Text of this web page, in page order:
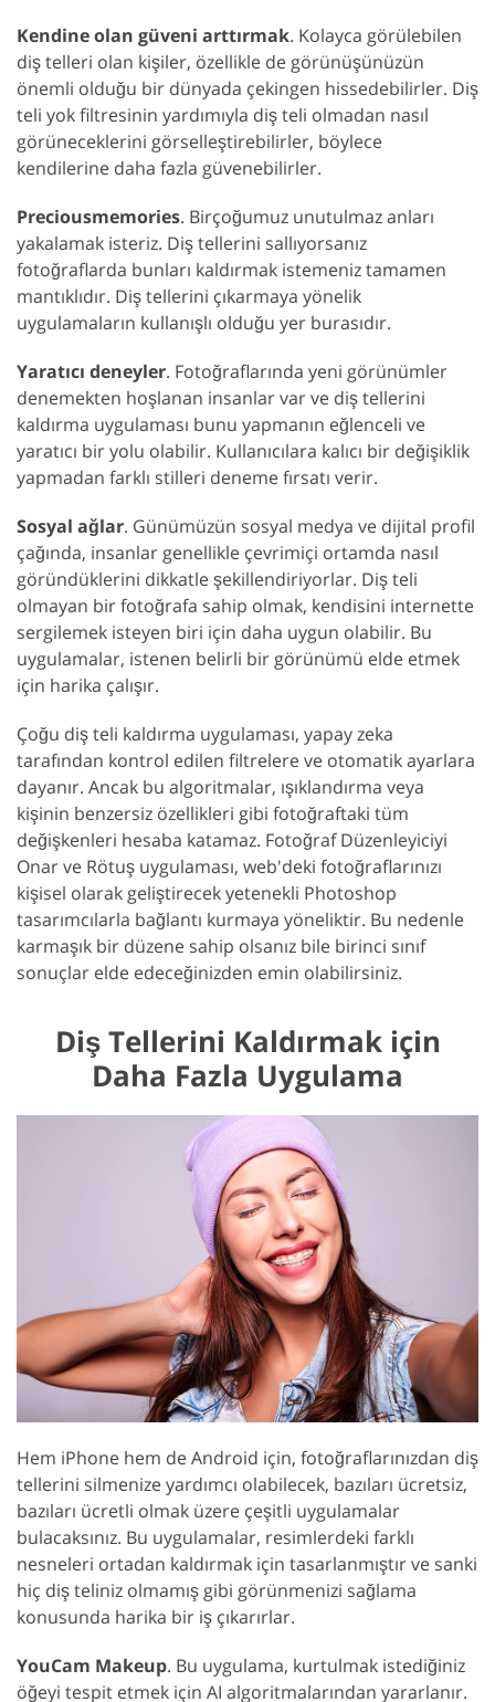
Kendine olan güveni arttırmak. Kolayca görülebilen
diş telleri olan kişiler, özellikle de görünüşünüzün
önemli olduğu bir dünyada çekingen hissedebilirler. Diş
teli yok filtresinin yardımıyla diş teli olmadan nasıl
görüneceklerini görselleştirebilirler, böylece
kendilerine daha fazla güvenebilirler.
Preciousmemories. Birçoğumuz unutulmaz anları
yakalamak isteriz. Diş tellerini sallıyorsanız
fotoğraflarda bunları kaldırmak istemeniz tamamen
mantıklıdır. Diş tellerini çıkarmaya yönelik
uygulamaların kullanışlı olduğu yer burasıdır.
Yaratıcı deneyler. Fotoğraflarında yeni görünümler
denemekten hoşlanan insanlar var ve diş tellerini
kaldırma uygulaması bunu yapmanın eğlenceli ve
yaratıcı bir yolu olabilir. Kullanıcılara kalıcı bir değişiklik
yapmadan farklı stilleri deneme fırsatı verir.
Sosyal ağlar. Günümüzün sosyal medya ve dijital profil
çağında, insanlar genellikle çevrimiçi ortamda nasıl
göründüklerini dikkatle şekillendiriyorlar. Diş teli
olmayan bir fotoğrafa sahip olmak, kendisini internette
sergilemek isteyen biri için daha uygun olabilir. Bu
uygulamalar, istenen belirli bir görünümü elde etmek
için harika çalışır.
Çoğu diş teli kaldırma uygulaması, yapay zeka
tarafından kontrol edilen filtrelere ve otomatik ayarlara
dayanır. Ancak bu algoritmalar, ışıklandırma veya
kişinin benzersiz özellikleri gibi fotoğraftaki tüm
değişkenleri hesaba katamaz. Fotoğraf Düzenleyiciyi
Onar ve Rötuş uygulaması, web'deki fotoğraflarınızı
kişisel olarak geliştirecek yetenekli Photoshop
tasarımcılarla bağlantı kurmaya yöneliktir. Bu nedenle
karmaşık bir düzene sahip olsanız bile birinci sınıf
sonuçlar elde edeceğinizden emin olabilirsiniz.
Diş Tellerini Kaldırmak için
Daha Fazla Uygulama
Hem iPhone hem de Android için, fotoğraflarınızdan diş
tellerini silmenize yardımcı olabilecek, bazıları ücretsiz,
bazıları ücretli olmak üzere çeşitli uygulamalar
bulacaksınız. Bu uygulamalar, resimlerdeki farklı
nesneleri ortadan kaldırmak için tasarlanmıştır ve sanki
hiç diş teliniz olmamış gibi görünmenizi sağlama
konusunda harika bir iş çıkarırlar.
YouCam Makeup. Bu uygulama, kurtulmak istediğiniz
öğeyi tespit etmek için AI algoritmalarından yararlanır.